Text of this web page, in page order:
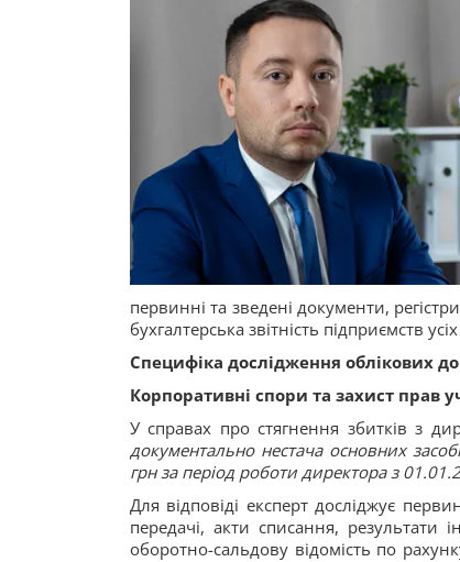
первинні та зведені документи,
бухгалтерська звітність підприємств
Специфіка дослідження облікових
Корпоративні спори та захист прав
У справах про стягнення збитків з
документально нестача основних
грн за період роботи директора з
Для відповіді експерт досліджує
передачі, акти списання, результати
оборотно-сальдову відомість по